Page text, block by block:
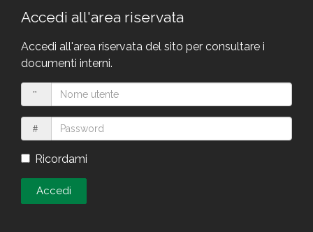
Accedi all'area riservata
Accedi all'area riservata del sito per consultare i
documenti interni.
Ricordami
Accedi